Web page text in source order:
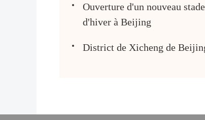
Ouverture d'un nouveau
d'hiver à Beijing
District de Xicheng de